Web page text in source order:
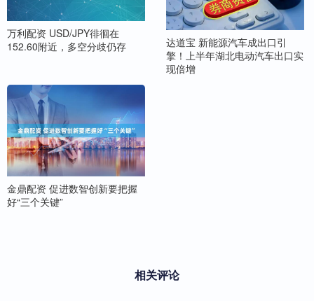
万利配资 USD/JPY徘徊在
152.60附近，多空分歧仍存
达道宝 新能源汽车成出口引
擎！上半年湖北电动汽车出口实
现倍增
金鼎配资 促进数智创新要把握
好“三个关键”
相关评论